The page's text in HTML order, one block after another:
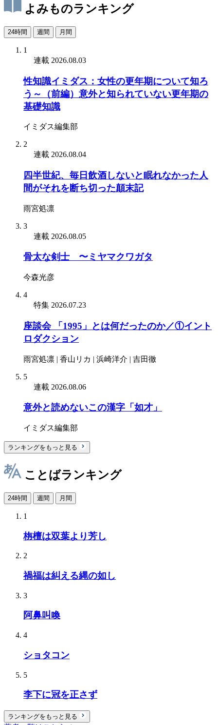
よみものランキング
24時間 週間 月間
1
連載 2026.08.03
性知識イミダス：女性の更年期について知ろ
う～（前編）意外と知られていない更年期の
基礎知識
イミダス編集部
2
連載 2026.08.04
四半世紀、毎日飲酒しないと眠れなかった人
間がそれを断ち切った顛末記
雨宮処凛
3
連載 2026.08.05
骨太な剣士 〜ミヤマクワガタ
今森光彦
4
特集 2026.07.23
座談会 「1995」とは何だったのか／①イント
ロダクション
雨宮処凛 | 香山リカ | 浜崎洋介 | 吉田徹
5
連載 2026.08.06
意外と読めないこの漢字「如才」
イミダス編集部
ランキングをもっと見る
ことばランキング
24時間 週間 月間
1
栴檀は双葉より芳し
2
禍福は糾える縄の如し
3
阿鼻叫喚
4
ショタコン
5
李下に冠を正さず
ランキングをもっと見る